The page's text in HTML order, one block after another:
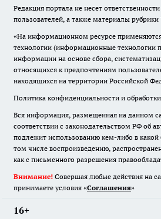
Редакция портала не несет
пользователей, а также материалы
«На информационном ресурсе
технологии (информационные технологии
информации на основе сбора,
относящихся к предпочтениям
находящихся на территории Российской
Политика конфиденциальности и
Вся информация, размещенная на данном
соответствии с законодательством РФ об
подлежит использованию кем-либо в
том числе воспроизведению,
как с письменного разрешения
Внимание! Совершая любые действия на
принимаете условия «Cоглашения»
16+